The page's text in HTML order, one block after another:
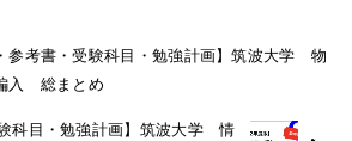
参考書・受験科目・勉強計画】筑波大学 物
入 総まとめ
科目・勉強計画】筑波大学 情